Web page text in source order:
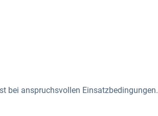
bei anspruchsvollen Einsatzbedingungen.